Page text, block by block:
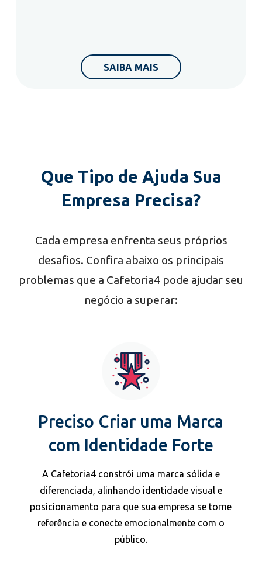
SAIBA MAIS
Que Tipo de Ajuda Sua
Empresa Precisa?
Cada empresa enfrenta seus próprios
desafios. Confira abaixo os principais
problemas que a Cafetoria4 pode ajudar seu
negócio a superar:
Preciso Criar uma Marca
com Identidade Forte
A Cafetoria4 constrói uma marca sólida e
diferenciada, alinhando identidade visual e
posicionamento para que sua empresa se torne
referência e conecte emocionalmente com o
público.